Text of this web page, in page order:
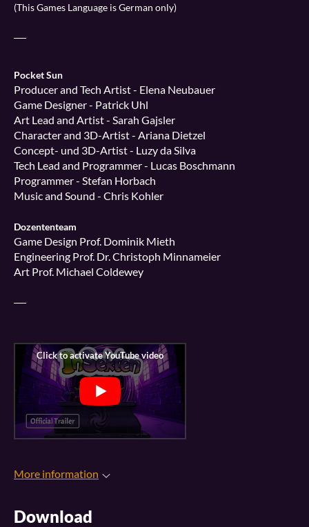
(This Games Language is German only)
Pocket Sun
Producer and Tech Artist - Elena Neubauer
Game Designer - Patrick Uhl
Art Lead and Artist - Sarah Gajsler
Character and 3D-Artist - Ariana Dietzel
Concept- und 3D-Artist - Luzy da Silva
Tech Lead and Programmer - Lucas Boschmann
Programmer - Stefan Horbach
Music and Sound - Chris Kohler
Dozententeam
Game Design Prof. Dominik Mieth
Engineering Prof. Dr. Christoph Minnameier
Art Prof. Michael Coldewey
More information
Download